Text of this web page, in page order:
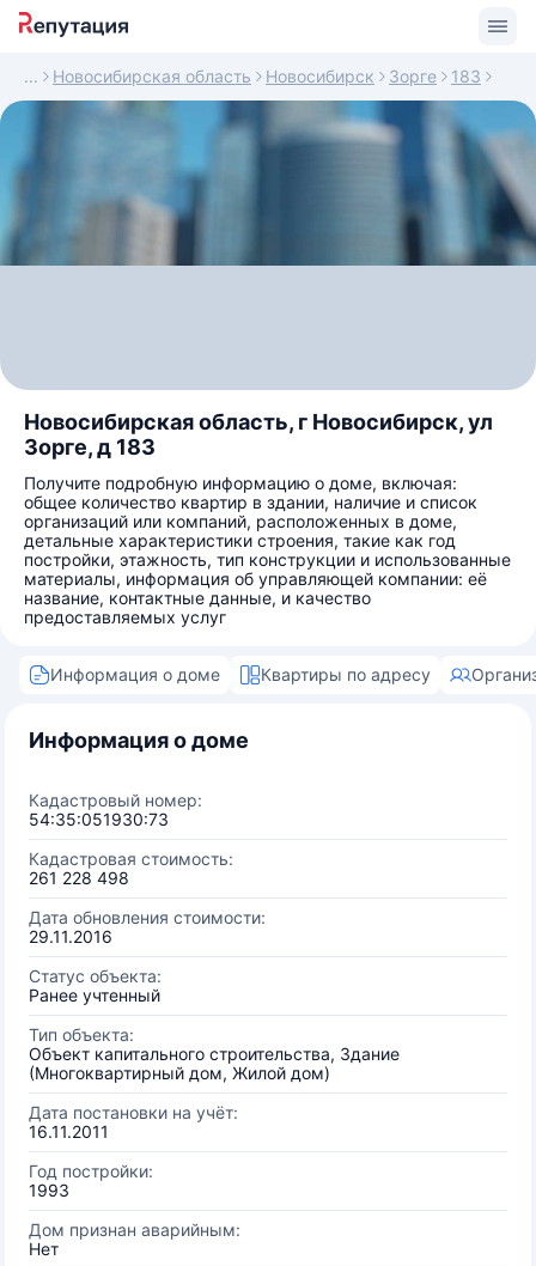
Новосибирская область Новосибирск Зорге 183
Новосибирская область, г Новосибирск, ул
Зорге, д 183
Получите подробную информацию о доме, включая:
общее количество квартир в здании, наличие и список
организаций или компаний, расположенных в доме,
детальные характеристики строения, такие как год
постройки, этажность, тип конструкции и использованные
материалы, информация об управляющей компании: её
название, контактные данные, и качество
предоставляемых услуг
Информация о доме Квартиры по адресу
Информация о доме
Кадастровый номер:
54:35:051930:73
Кадастровая стоимость:
261 228 498
Дата обновления стоимости:
29.11.2016
Статус объекта:
Ранее учтенный
Тип объекта:
Объект капитального строительства, Здание
(Многоквартирный дом, Жилой дом)
Дата постановки на учёт:
16.11.2011
Год постройки:
1993
Дом признан аварийным:
Нет